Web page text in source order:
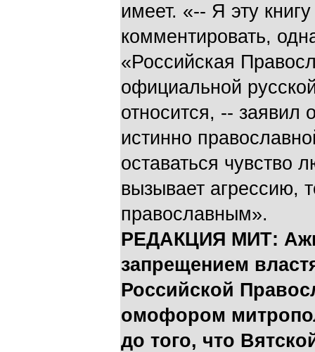
имеет. «-- Я эту
комментировать,
«Российская
официальной
относится, -- заявил
истинно
оставаться чувство
вызывает агрессию,
православным».
РЕДАКЦИЯ МИТ:
запрещением
Российской
омофором
до того, что